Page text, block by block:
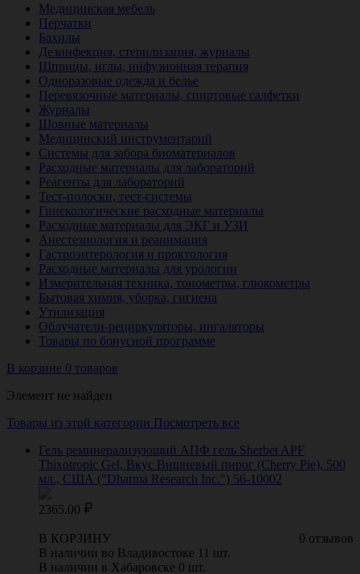
Медицинская мебель
Перчатки
Бахилы
Дезинфекция, стерилизация, журналы
Шприцы, иглы, инфузионная терапия
Одноразовые одежда и белье
Перевязочные материалы, спиртовые салфетки
Журналы
Шовные материалы
Медицинский инструментарий
Системы для забора биоматериалов
Расходные материалы для лабораторий
Реагенты для лабораторий
Тест-полоски, тест-системы
Гинекологические расходные материалы
Расходные материалы для ЭКГ и УЗИ
Анестезиология и реанимация
Гастроэнтерология и проктология
Расходные материалы для урологии
Измерительная техника, тонометры, глюкометры
Бытовая химия, уборка, гигиена
Утилизация
Облучатели-рециркуляторы, ингаляторы
Товары по бонусной программе
В корзине 0 товаров
Элемент не найден
Товары из этой категории Посмотреть все
Гель реминерализующий АПФ гель Sherbet APF
Thixotropic Gel, Вкус Вишневый пирог (Cherry Pie), 500
мл., США ("Dharma Research Inc.") 56-10002
2365.00
0 отзывов
В КОРЗИНУ
В наличии во Владивостоке 11 шт.
В наличии в Хабаровске 0 шт.